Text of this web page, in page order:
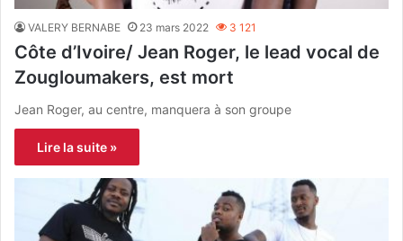
VALERY BERNABE 23 mars 2022 3 121
Côte d’Ivoire/ Jean Roger, le lead vocal de
Zougloumakers, est mort
Jean Roger, au centre, manquera à son groupe
Lire la suite »